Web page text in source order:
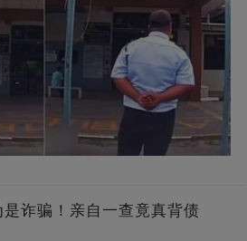
诈骗！亲自一查竟真背债